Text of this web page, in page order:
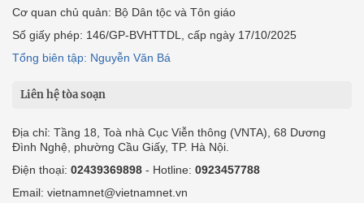
Cơ quan chủ quản: Bộ Dân tộc và Tôn giáo
Số giấy phép: 146/GP-BVHTTDL, cấp ngày 17/10/2025
Tổng biên tập: Nguyễn Văn Bá
Liên hệ tòa soạn
Địa chỉ: Tầng 18, Toà nhà Cục Viễn thông (VNTA), 68 Dương
Đình Nghệ, phường Cầu Giấy, TP. Hà Nội.
Điện thoại: 02439369898 - Hotline: 0923457788
Email: vietnamnet@vietnamnet.vn